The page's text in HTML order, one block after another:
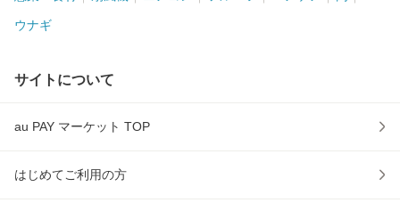
ウナギ
サイトについて
au PAY マーケット TOP
はじめてご利用の方